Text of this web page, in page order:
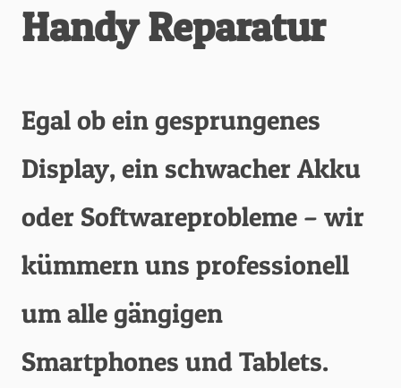
Handy Reparatur
Egal ob ein gesprungenes
Display, ein schwacher Akku
oder Softwareprobleme – wir
kümmern uns professionell
um alle gängigen
Smartphones und Tablets.